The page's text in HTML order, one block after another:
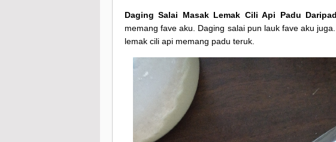
Daging Salai Masak Lemak Cili Api Padu
memang fave aku. Daging salai pun lauk fave aku
lemak cili api memang padu teruk.